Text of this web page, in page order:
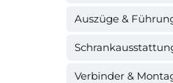
Auszüge &
Verbinder &